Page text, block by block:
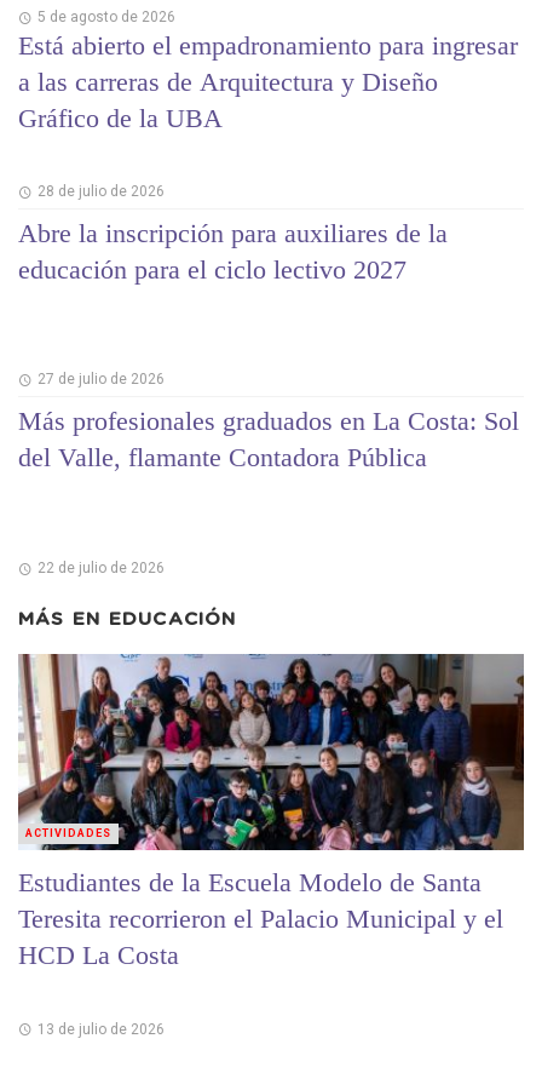
5 de agosto de 2026
Está abierto el empadronamiento para ingresar
a las carreras de Arquitectura y Diseño
Gráfico de la UBA
28 de julio de 2026
Abre la inscripción para auxiliares de la
educación para el ciclo lectivo 2027
27 de julio de 2026
Más profesionales graduados en La Costa: Sol
del Valle, flamante Contadora Pública
22 de julio de 2026
MÁS EN EDUCACIÓN
Estudiantes de la Escuela Modelo de Santa
Teresita recorrieron el Palacio Municipal y el
HCD La Costa
13 de julio de 2026
ACTIVIDADES